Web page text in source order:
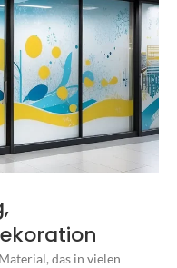
das in vielen